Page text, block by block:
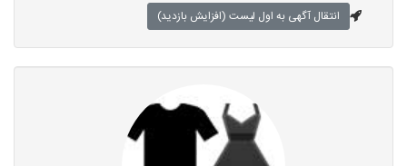
انتقال آگهی به اول لیست (افزایش بازدید)